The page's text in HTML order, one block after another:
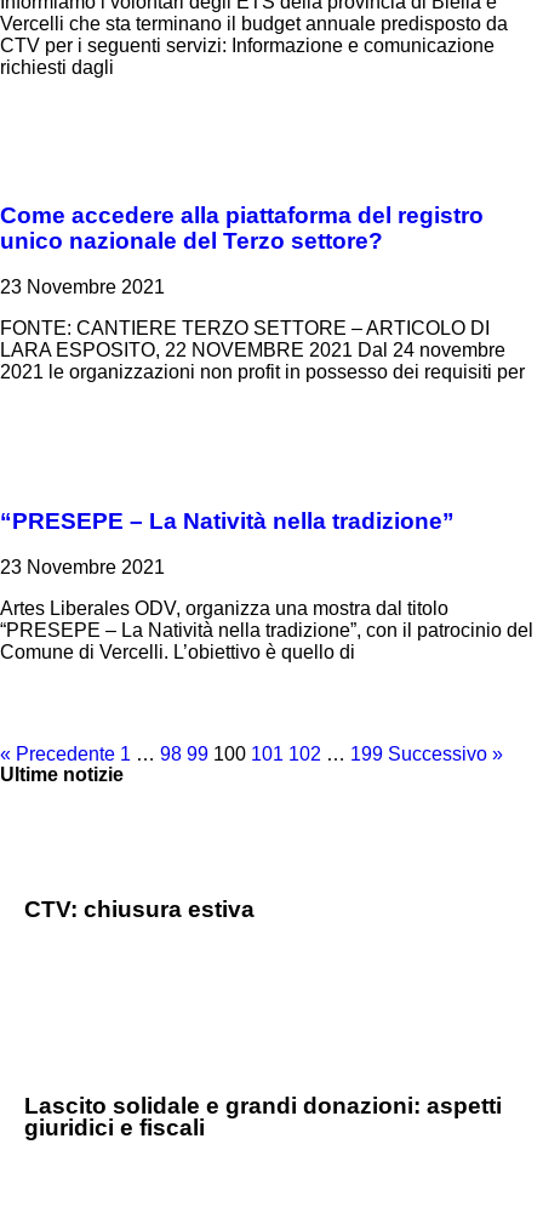
Vercelli che sta terminano il budget annuale predisposto da
CTV per i seguenti servizi: Informazione e comunicazione
richiesti dagli
Come accedere alla piattaforma del registro
unico nazionale del Terzo settore?
23 Novembre 2021
FONTE: CANTIERE TERZO SETTORE – ARTICOLO DI
LARA ESPOSITO, 22 NOVEMBRE 2021 Dal 24 novembre
2021 le organizzazioni non profit in possesso dei requisiti per
“PRESEPE – La Natività nella tradizione”
23 Novembre 2021
Artes Liberales ODV, organizza una mostra dal titolo
“PRESEPE – La Natività nella tradizione”, con il patrocinio del
Comune di Vercelli. L’obiettivo è quello di
« Precedente 1 … 98 99 100 101 102 … 199 Successivo »
Ultime notizie
CTV: chiusura estiva
Lascito solidale e grandi donazioni: aspetti
giuridici e fiscali